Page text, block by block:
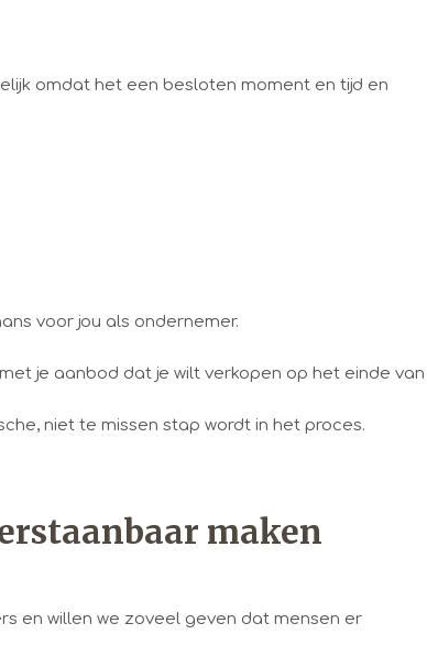
omdat het een besloten moment en tijd en
voor jou als ondernemer.
je aanbod dat je wilt verkopen op het einde van
niet te missen stap wordt in het proces.
maken
en willen we zoveel geven dat mensen er